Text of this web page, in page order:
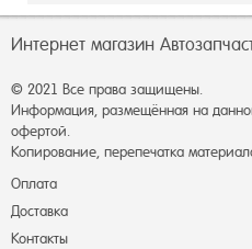
Интернет магазин
© 2021 Все права защищены.
Информация, размещённая на
офертой.
Копирование, перепечатка
Оплата
Доставка
Контакты